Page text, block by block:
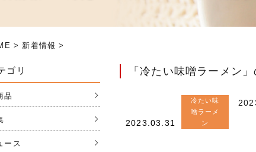
> 新着情報 >
「冷たい味噌ラーメン
2023.03.31
冷たい味
噌ラーメ
ン
ゴリ
品
ース